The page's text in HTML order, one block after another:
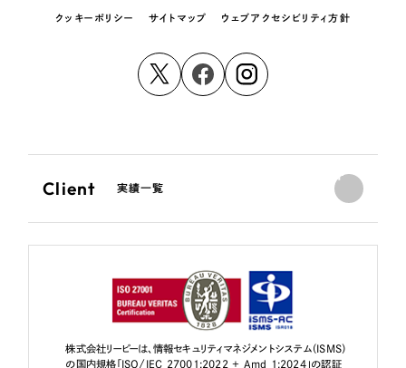
クッキーポリシー サイトマップ ウェブアクセシビリティ方針
Client 実績一覧
株式会社リーピーは、情報セキュリティマネジメントシステム（ISMS）
の国内規格「ISO/IEC 27001:2022 + Amd 1:2024」の認証